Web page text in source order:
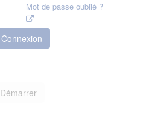
Mot de passe oublié ?
Connexion
Démarrer